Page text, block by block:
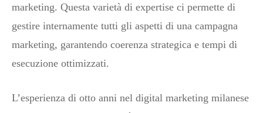
marketing. Questa varietà di expertise ci permette di
gestire internamente tutti gli aspetti di una campagna
marketing, garantendo coerenza strategica e tempi di
esecuzione ottimizzati.
L’esperienza di otto anni nel digital marketing milanese